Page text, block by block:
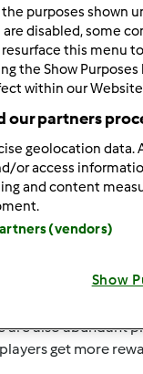
po:
wyniki
23/2025 - 08:16
Surfers
is a
exciting characters
game provides a
character Jake,
provide
are also abundant
get more
purposes shown
disabled, some
resurface this menu
the Show
within our
our partners
geolocation
or access
and content
(vendors)
Show